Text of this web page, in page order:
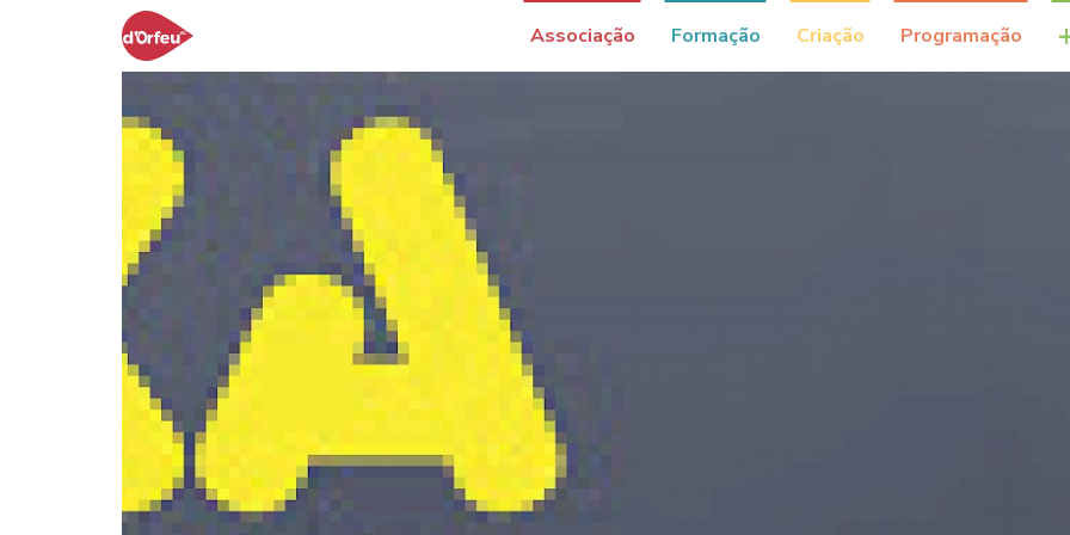
Associação Formação Criação Programação